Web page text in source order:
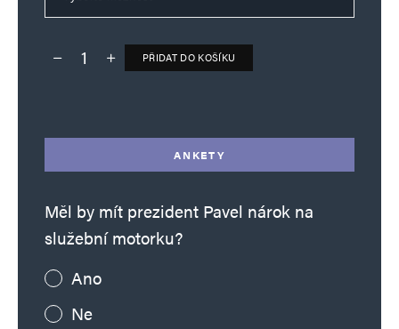
Deník TO – verze bez reklam množství
PŘIDAT DO KOŠÍKU
ANKETY
Měl by mít prezident Pavel nárok na
služební motorku?
Ano
Ne